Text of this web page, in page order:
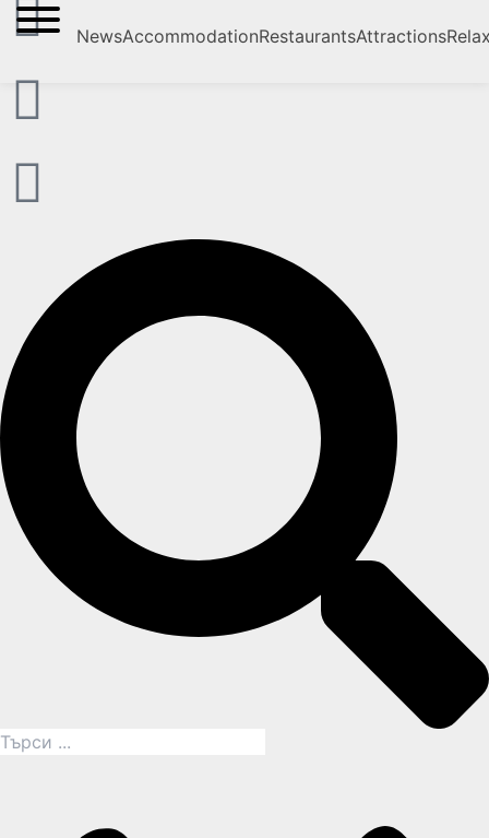
NewsAccommodationRestaurantsAttractions